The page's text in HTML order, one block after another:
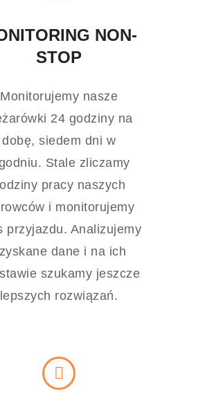
NON-
STOP
Monitorujemy nasze
24 godziny na
dobę, siedem dni w
Stale zliczamy
pracy naszych
i monitorujemy
przyjazdu. Analizujemy
dane i na ich
szukamy jeszcze
lepszych rozwiązań.